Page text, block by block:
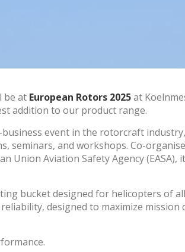
be at European Rotors 2025at
addition to our product range.
event in the rotorcraft
seminars, and workshops. Co-
Union Aviation Safety Agency (EASA),
bucket designed for helicopters of
designed to maximize mission
des informations sur les préférences et les
continue de ses habitudes de
liées au profil de navigation de l'utilisateur.
Tout accepter